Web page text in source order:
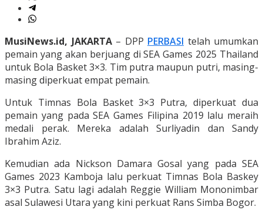
MusiNews.id, JAKARTA– DPP PERBASI telah umumkan
pemain yang akan berjuang di SEA Games 2025 Thailand
untuk Bola Basket 3×3. Tim putra maupun putri, masing-
masing diperkuat empat pemain.
Untuk Timnas Bola Basket 3×3 Putra, diperkuat dua
pemain yang pada SEA Games Filipina 2019 lalu meraih
medali perak. Mereka adalah Surliyadin dan Sandy
Ibrahim Aziz.
Kemudian ada Nickson Damara Gosal yang pada SEA
Games 2023 Kamboja lalu perkuat Timnas Bola Baskey
3×3 Putra. Satu lagi adalah Reggie William Mononimbar
asal Sulawesi Utara yang kini perkuat Rans Simba Bogor.